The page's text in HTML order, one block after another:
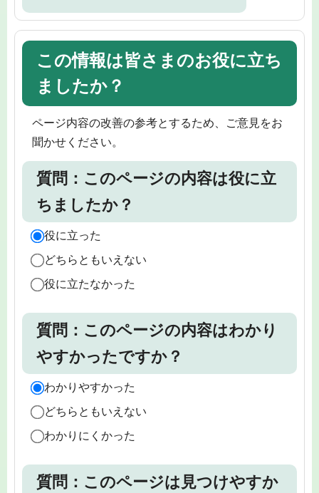
この情報は皆さまのお役に立ち
ましたか？
ページ内容の改善の参考とするため、ご意見をお
聞かせください。
質問：このページの内容は役に立
ちましたか？
役に立った
どちらともいえない
役に立たなかった
質問：このページの内容はわかり
やすかったですか？
わかりやすかった
どちらともいえない
わかりにくかった
質問：このページは見つけやすか